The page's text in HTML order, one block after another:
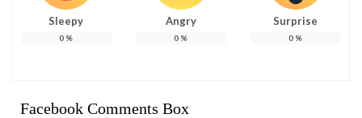
Sleepy
0 %
Angry
0 %
Surprise
0 %
Facebook Comments Box